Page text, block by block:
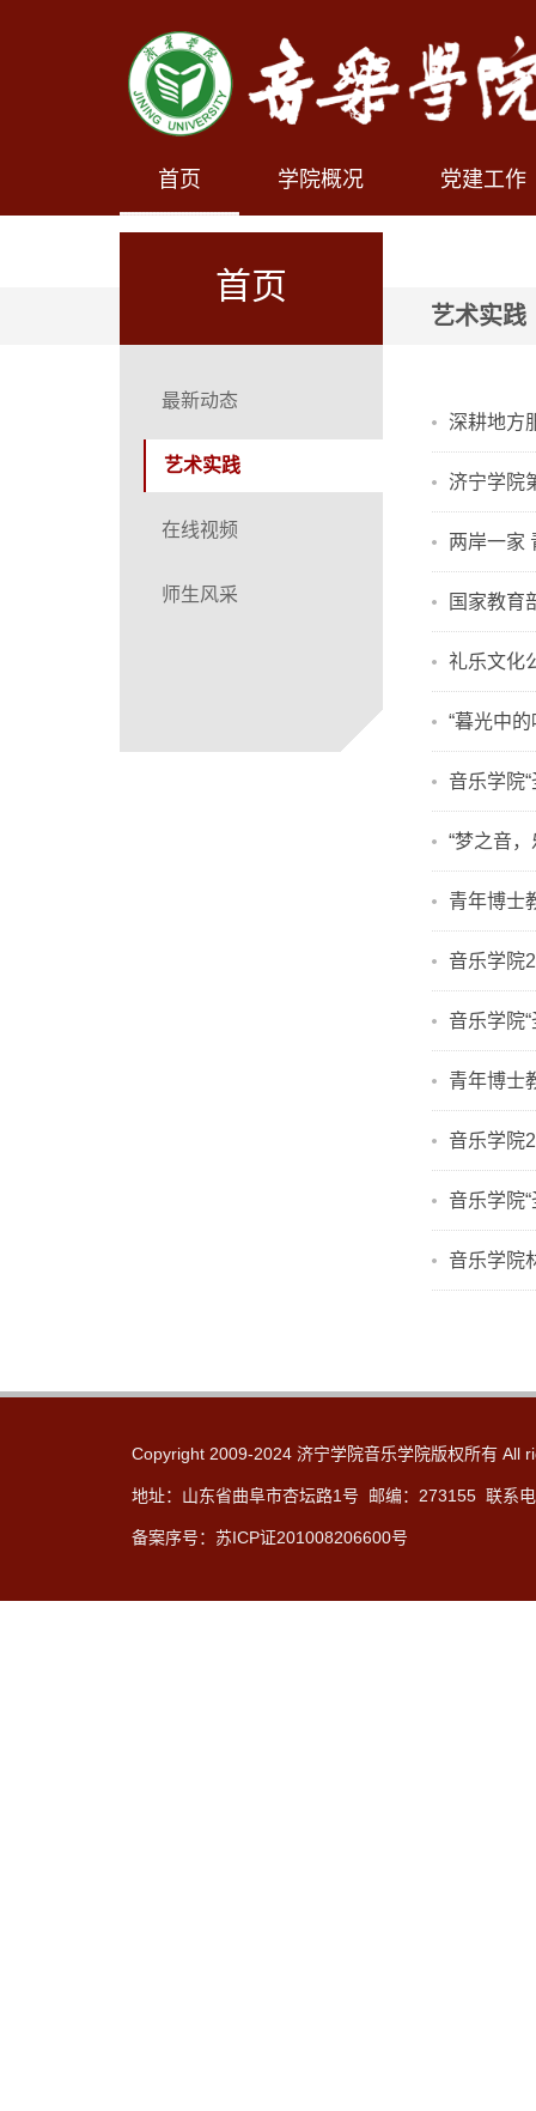
首页 学院概况 党建工作
首页
艺术实践
最新动态
艺术实践
在线视频
师生风采
深耕地方
济宁学院
两岸一家
国家教育
礼乐文化
“暮光中
音乐学院
“梦之音
青年博士
音乐学院
音乐学院
青年博士
音乐学院
音乐学院
音乐学院
Copyright 2009-2024 济宁学院音乐学院版权所有 All
地址：山东省曲阜市杏坛路1号 邮编：273155 联系
备案序号：苏ICP证201008206600号